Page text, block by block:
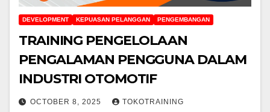
DEVELOPMENT KEPUASAN PELANGGAN PENGEMBANGAN
TRAINING PENGELOLAAN
PENGALAMAN PENGGUNA DALAM
INDUSTRI OTOMOTIF
OCTOBER 8, 2025 TOKOTRAINING